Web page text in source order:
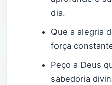
dia.
Que a alegria
força
Peço a Deus
sabedoria